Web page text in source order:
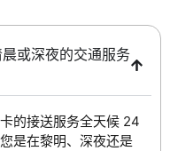
或深夜的交通服务
的接送服务全天候 24
是在黎明、深夜还是